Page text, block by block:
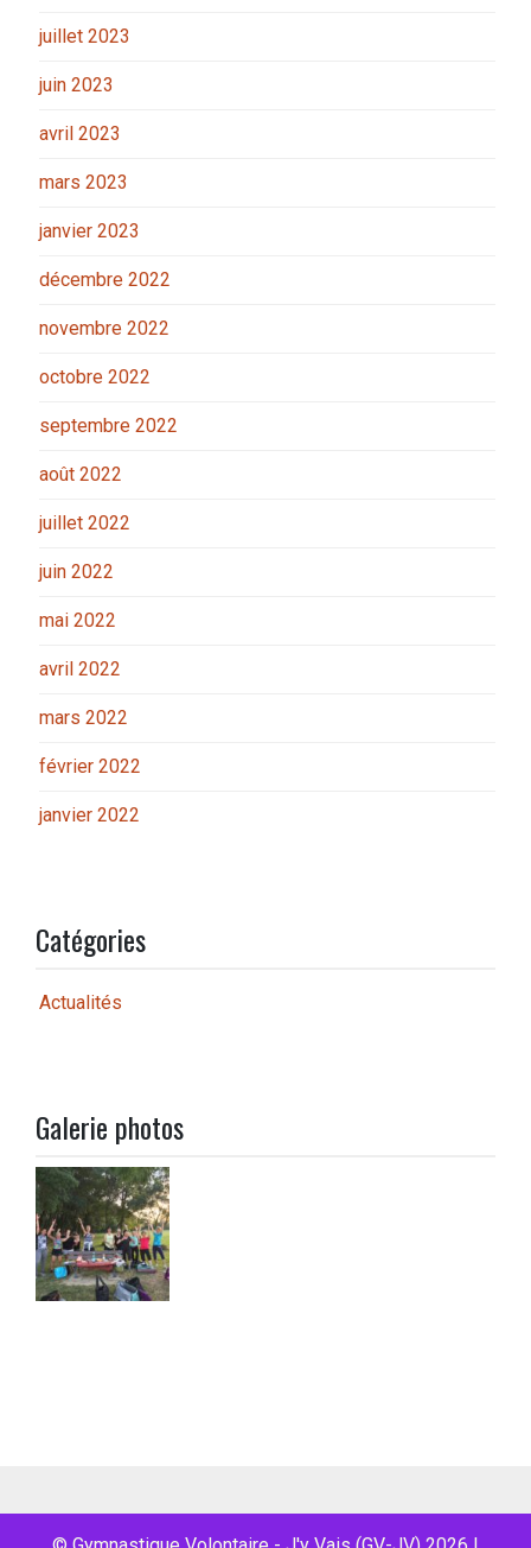
juillet 2023
juin 2023
avril 2023
mars 2023
janvier 2023
décembre 2022
novembre 2022
octobre 2022
septembre 2022
août 2022
juillet 2022
juin 2022
mai 2022
avril 2022
mars 2022
février 2022
janvier 2022
Catégories
Actualités
Galerie photos